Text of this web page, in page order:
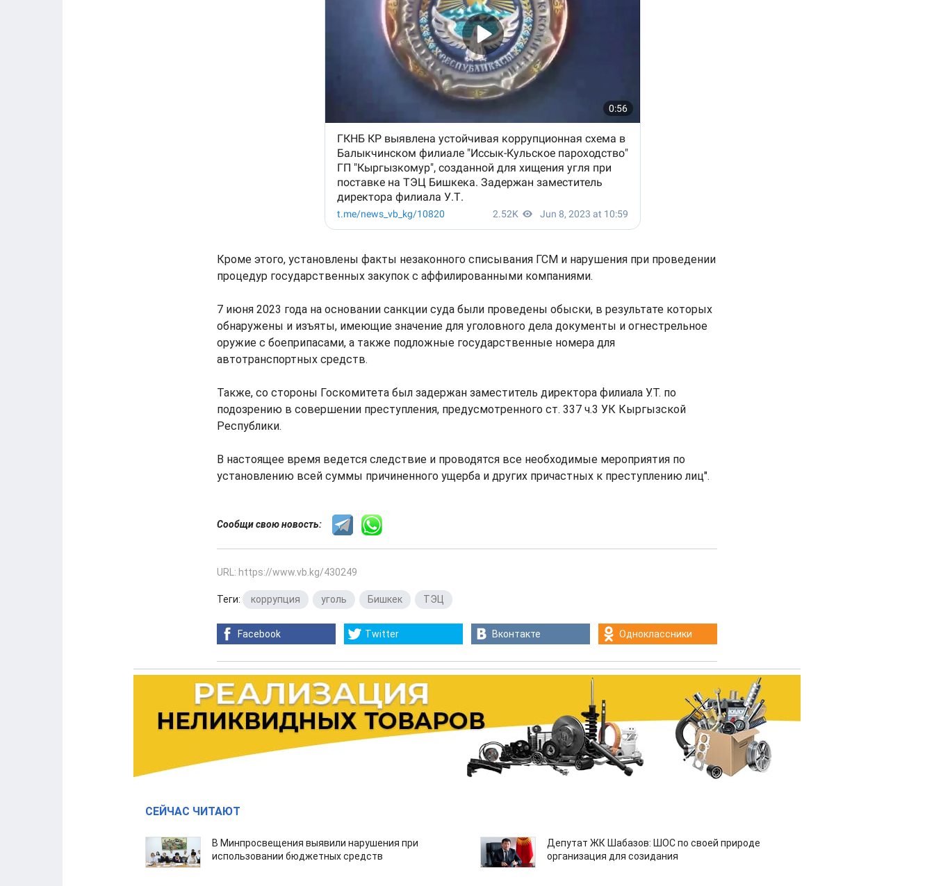
Кроме этого, установлены факты незаконного списывания ГСМ и нарушения при проведении
процедур государственных закупок с аффилированными компаниями.
7 июня 2023 года на основании санкции суда были проведены обыски, в результате которых
обнаружены и изъяты, имеющие значение для уголовного дела документы и огнестрельное
оружие с боеприпасами, а также подложные государственные номера для
автотранспортных средств.
Также, со стороны Госкомитета был задержан заместитель директора филиала У.Т. по
подозрению в совершении преступления, предусмотренного ст. 337 ч.3 УК Кыргызской
Республики.
В настоящее время ведется следствие и проводятся все необходимые мероприятия по
установлению всей суммы причиненного ущерба и других причастных к преступлению лиц".
Сообщи свою новость:
URL: https://www.vb.kg/430249
Теги: коррупция уголь Бишкек ТЭЦ
Facebook Twitter Вконтакте Одноклассники
СЕЙЧАС ЧИТАЮТ
В Минпросвещения выявили нарушения при
использовании бюджетных средств
Депутат ЖК Шабазов: ШОС по своей природе
организация для созидания